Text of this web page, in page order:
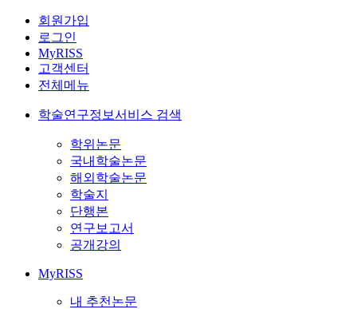
회원가입
로그인
MyRISS
고객센터
전체메뉴
학술연구정보서비스 검색
학위논문
국내학술논문
해외학술논문
학술지
단행본
연구보고서
공개강의
MyRISS
내 추천논문